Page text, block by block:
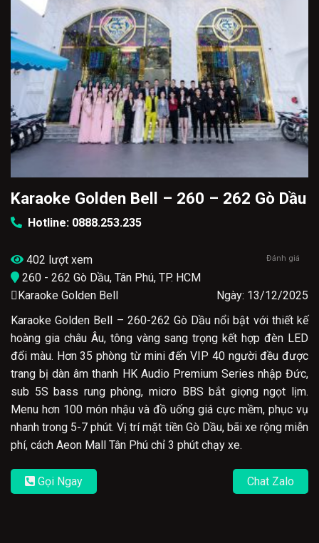
Karaoke Golden Bell – 260 – 262 Gò Dầu
Hotline: 0888.253.235
402 lượt xem Đánh giá
260 - 262 Gò Dầu, Tân Phú, TP. HCM
Karaoke Golden Bell
Ngày: 13/12/2025
Karaoke Golden Bell – 260-262 Gò Dầu nổi bật với thiết kế
hoàng gia châu Âu, tông vàng sang trọng kết hợp đèn LED
đổi màu. Hơn 35 phòng từ mini đến VIP 40 người đều được
trang bị dàn âm thanh HK Audio Premium Series nhập Đức,
sub 5S bass rung phòng, micro BBS bắt giọng ngọt lịm.
Menu hơn 100 món nhậu và đồ uống giá cực mềm, phục vụ
nhanh trong 5-7 phút. Vị trí mặt tiền Gò Dầu, bãi xe rộng miễn
phí, cách Aeon Mall Tân Phú chỉ 3 phút chạy xe.
Gọi Ngay Chat Zalo